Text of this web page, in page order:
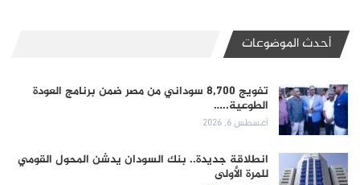
أحدث الموضوعات
تفويج 8,700 سوداني من مصر ضمن برنامج العودة
الطوعية..…
أغسطس 6, 2026
انطلاقة جديدة.. بنك السودان يدشن المحول القومي
للمرة الأولى